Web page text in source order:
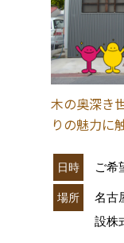
木の奥深き
りの魅力に
日時 ご希
場所
名古
設株